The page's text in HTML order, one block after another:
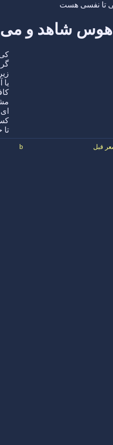
تا نفسی هست
هوس شاهد و
قبل b